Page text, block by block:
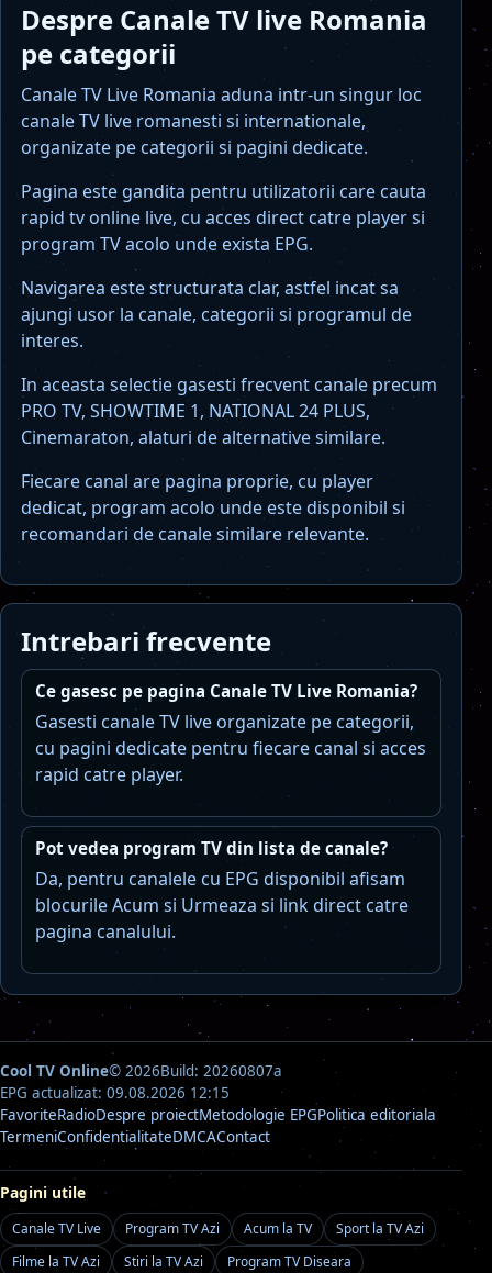
Despre Canale TV live Romania
pe categorii
Canale TV Live Romania aduna intr-un singur loc
canale TV live romanesti si internationale,
organizate pe categorii si pagini dedicate.
Pagina este gandita pentru utilizatorii care cauta
rapid tv online live, cu acces direct catre player si
program TV acolo unde exista EPG.
Navigarea este structurata clar, astfel incat sa
ajungi usor la canale, categorii si programul de
interes.
In aceasta selectie gasesti frecvent canale precum
PRO TV, SHOWTIME 1, NATIONAL 24 PLUS,
Cinemaraton, alaturi de alternative similare.
Fiecare canal are pagina proprie, cu player
dedicat, program acolo unde este disponibil si
recomandari de canale similare relevante.
Intrebari frecvente
Ce gasesc pe pagina Canale TV Live Romania?
Gasesti canale TV live organizate pe categorii,
cu pagini dedicate pentru fiecare canal si acces
rapid catre player.
Pot vedea program TV din lista de canale?
Da, pentru canalele cu EPG disponibil afisam
blocurile Acum si Urmeaza si link direct catre
pagina canalului.
Cool TV Online© 2026Build: 20260807a
EPG actualizat: 09.08.2026 12:15
FavoriteRadioDespre proiectMetodologie EPGPolitica editoriala
TermeniConfidentialitateDMCAContact
Pagini utile
Canale TV Live Program TV Azi Acum la TV
Sport la TV Azi
Filme la TV Azi
Stiri la TV Azi Program TV Diseara